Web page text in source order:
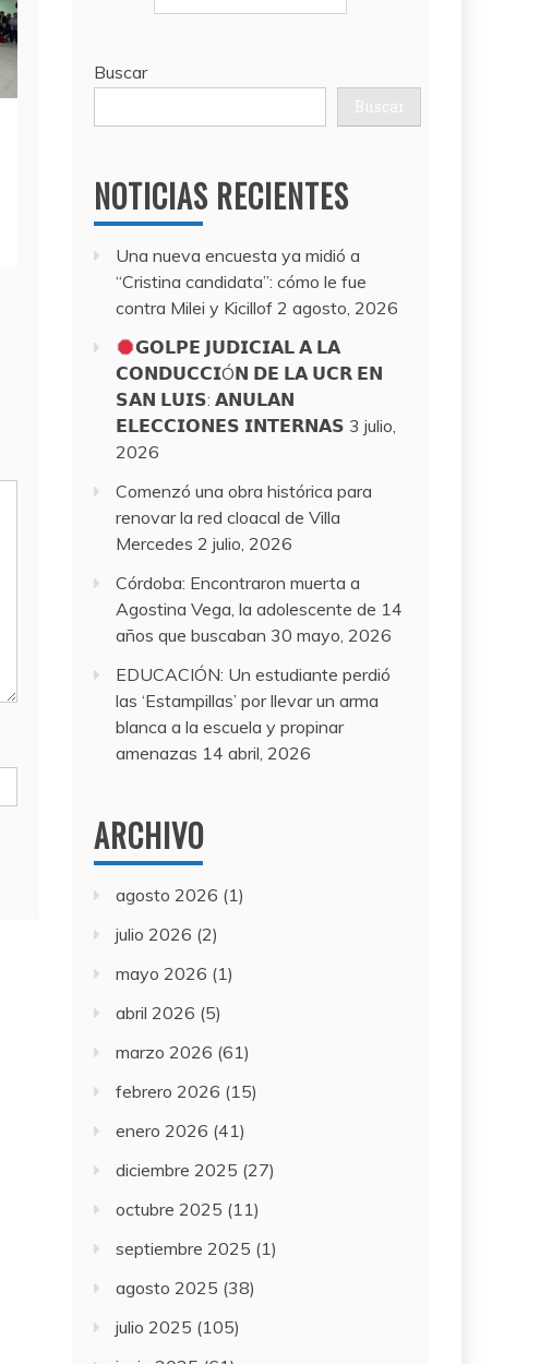
Buscar
Buscar
NOTICIAS RECIENTES
Una nueva encuesta ya midió a
“Cristina candidata”: cómo le fue
contra Milei y Kicillof 2 agosto, 2026
𝗚𝗢𝗟𝗣𝗘 𝗝𝗨𝗗𝗜𝗖𝗜𝗔𝗟 𝗔 𝗟𝗔
𝗖𝗢𝗡𝗗𝗨𝗖𝗖𝗜Ó𝗡 𝗗𝗘 𝗟𝗔 𝗨𝗖𝗥 𝗘𝗡
𝗦𝗔𝗡 𝗟𝗨𝗜𝗦: 𝗔𝗡𝗨𝗟𝗔𝗡
𝗘𝗟𝗘𝗖𝗖𝗜𝗢𝗡𝗘𝗦 𝗜𝗡𝗧𝗘𝗥𝗡𝗔𝗦 3 julio,
2026
Comenzó una obra histórica para
renovar la red cloacal de Villa
Mercedes 2 julio, 2026
Córdoba: Encontraron muerta a
Agostina Vega, la adolescente de 14
años que buscaban 30 mayo, 2026
EDUCACIÓN: Un estudiante perdió
las ‘Estampillas’ por llevar un arma
blanca a la escuela y propinar
amenazas 14 abril, 2026
ARCHIVO
agosto 2026 (1)
julio 2026 (2)
mayo 2026 (1)
abril 2026 (5)
marzo 2026 (61)
febrero 2026 (15)
enero 2026 (41)
diciembre 2025 (27)
octubre 2025 (11)
septiembre 2025 (1)
agosto 2025 (38)
julio 2025 (105)